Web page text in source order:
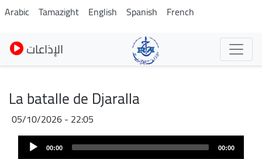
Skip
to
main
content
Arabic Tamazight English Spanish French
الإذاعات
La batalle de Djaralla
05/10/2026 - 22:05
AudioAudio
00:00 00:00